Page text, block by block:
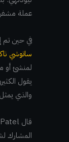
عملة
في حين تم
ساتوشي
والذي